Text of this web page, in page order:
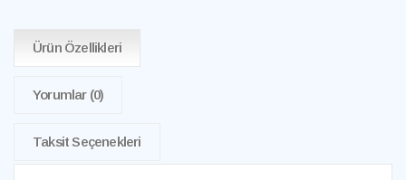
Ürün Özellikleri
Yorumlar (0)
Taksit Seçenekleri